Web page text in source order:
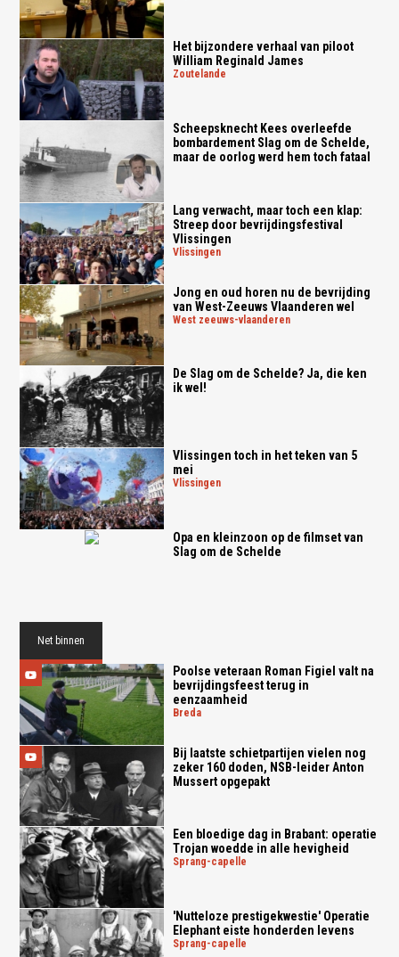
Het bijzondere verhaal van piloot
William Reginald James
zoutelande
Scheepsknecht Kees overleefde
bombardement Slag om de Schelde,
maar de oorlog werd hem toch fataal
Lang verwacht, maar toch een klap:
Streep door bevrijdingsfestival
Vlissingen
vlissingen
Jong en oud horen nu de bevrijding
van West-Zeeuws Vlaanderen wel
west zeeuws-vlaanderen
De Slag om de Schelde? Ja, die ken
ik wel!
Vlissingen toch in het teken van 5
mei
vlissingen
Opa en kleinzoon op de filmset van
Slag om de Schelde
Net binnen
Poolse veteraan Roman Figiel valt na
bevrijdingsfeest terug in
eenzaamheid
breda
Bij laatste schietpartijen vielen nog
zeker 160 doden, NSB-leider Anton
Mussert opgepakt
Een bloedige dag in Brabant: operatie
Trojan woedde in alle hevigheid
sprang-capelle
'Nutteloze prestigekwestie' Operatie
Elephant eiste honderden levens
sprang-capelle